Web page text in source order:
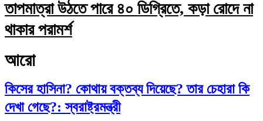
তাপমাত্রা উঠতে পারে ৪০ ডিগ্রিতে, কড়া রোদে না
থাকার পরামর্শ
আরো
কিসের হাসিনা? কোথায় বক্তব্য দিয়েছে? তার চেহারা কি
দেখা গেছে?: স্বরাষ্ট্রমন্ত্রী